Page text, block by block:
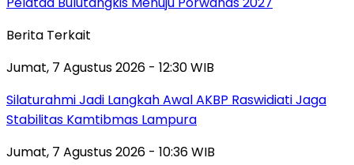
Berita Terkait
Jumat, 7 Agustus 2026 - 12:30 WIB
Silaturahmi Jadi Langkah Awal AKBP Raswidiati Jaga
Stabilitas Kamtibmas Lampura
Jumat, 7 Agustus 2026 - 10:36 WIB